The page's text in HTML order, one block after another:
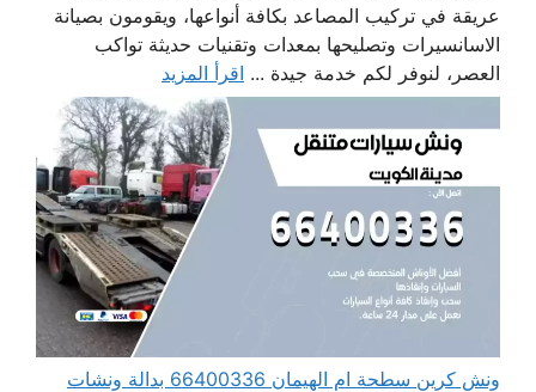
عريقة في تركيب المصاعد بكافة أنواعها، ويقومون بصيانة
الاسانسيرات وتصليحها بمعدات وتقنيات حديثة تواكب
العصر، لنوفر لكم خدمة جيدة ... اقرأ المزيد
ونش كرين سطحة ام الهيمان 66400336 بدالة ونشات